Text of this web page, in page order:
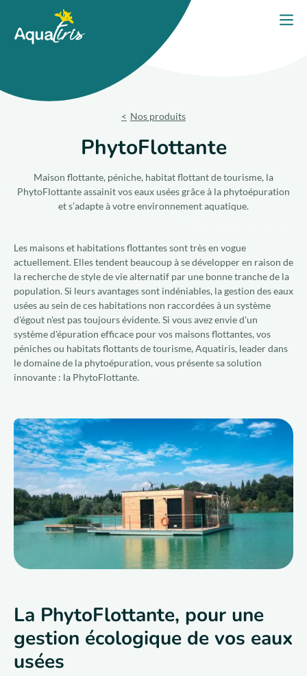
Qui sommes-nous ?
Nous rejoindre
FR
Nos solutions
Nos engagements
Nos conseils
Trouver un expert
Nos produits
PhytoFlottante
Maison flottante, péniche, habitat flottant de tourisme, la
PhytoFlottante assainit vos eaux usées grâce à la phytoépuration
et s’adapte à votre environnement aquatique.
Les maisons et habitations flottantes sont très en vogue
actuellement. Elles tendent beaucoup à se développer en raison de
la recherche de style de vie alternatif par une bonne tranche de la
population. Si leurs avantages sont indéniables, la gestion des eaux
usées au sein de ces habitations non raccordées à un système
d'égout n'est pas toujours évidente. Si vous avez envie d'un
système d'épuration efficace pour vos maisons flottantes, vos
péniches ou habitats flottants de tourisme, Aquatiris, leader dans
le domaine de la phytoépuration, vous présente sa solution
innovante : la PhytoFlottante.
La PhytoFlottante, pour une
gestion écologique de vos eaux
usées